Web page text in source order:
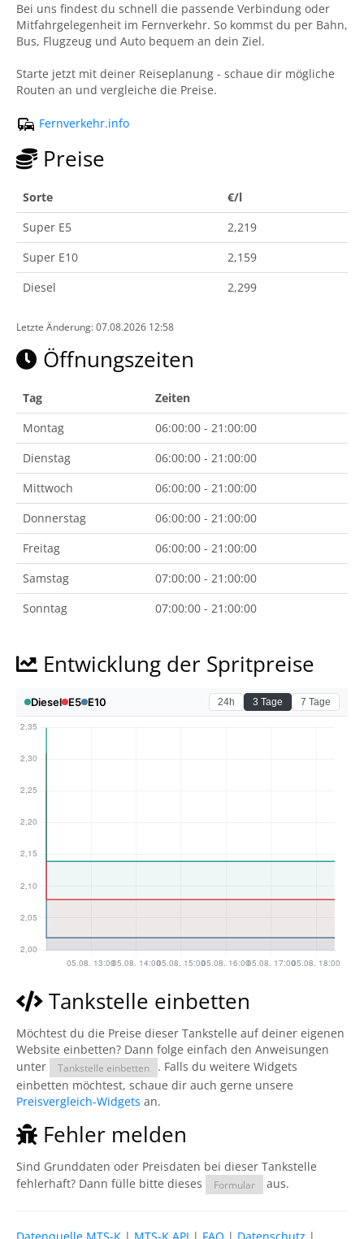
Bei uns findest du schnell die passende Verbindung oder
Mitfahrgelegenheit im Fernverkehr. So kommst du per Bahn,
Bus, Flugzeug und Auto bequem an dein Ziel.
Starte jetzt mit deiner Reiseplanung - schaue dir mögliche
Routen an und vergleiche die Preise.
Fernverkehr.info
Preise
Sorte
€/l
Super E5
2,219
Super E10
2,159
Diesel
2,299
Letzte Änderung: 07.08.2026 12:58
Öffnungszeiten
Tag
Zeiten
Montag
06:00:00 - 21:00:00
Dienstag
06:00:00 - 21:00:00
Mittwoch
06:00:00 - 21:00:00
Donnerstag
06:00:00 - 21:00:00
Freitag
06:00:00 - 21:00:00
Samstag
07:00:00 - 21:00:00
Sonntag
07:00:00 - 21:00:00
Entwicklung der Spritpreise
Tankstelle einbetten
Möchtest du die Preise dieser Tankstelle auf deiner eigenen
Website einbetten? Dann folge einfach den Anweisungen
unter
Tankstelle einbetten
. Falls du weitere Widgets
einbetten möchtest, schaue dir auch gerne unsere
Preisvergleich-Widgets an.
Fehler melden
Sind Grunddaten oder Preisdaten bei dieser Tankstelle
fehlerhaft? Dann fülle bitte dieses
Formular aus.